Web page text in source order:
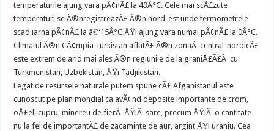
temperaturile ajung vara pÃ¢nÃ£ la 49Â°C. Cele mai scÃ£zute
temperaturi se Ã®nregistreazÃ£ Ã®n nord-est unde termometrele
scad iarna pÃ¢nÃ£ la â€“15Â°C ÅŸi ajung vara numai pÃ¢nÃ£ la 0Â°C.
Climatul Ã®n CÃ¢mpia Turkistan aflatÃ£ Ã®n zonaÂ central-nordicÃ£
este extrem de arid mai ales Ã®n regiunile de la graniÅ£Ã£Â cu
Turkmenistan, Uzbekistan, ÅŸi Tadjikistan.
Legat de resursele naturale putem spune cÃ£ Afganistanul este
cunoscut pe plan mondial ca avÃ¢nd deposite importante de crom,
oÅ£el, cupru, minereu de fierÂ ÅŸiÂ sare, precum ÅŸiÂ o cantitate
nu la fel de importantÃ£ de zacaminte de aur, argint ÅŸi uraniu. Cea